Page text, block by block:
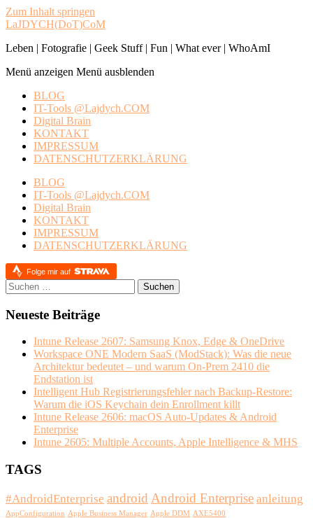
Zum Inhalt springen
LaJDYCH(DoT)CoM
Leben | Fotografie | Geek Stuff | Fun | What ever | WhoAmI
Menü anzeigen Menü ausblenden
BLOG
IT-Tools @Lajdych.COM
Digital Brain
KONTAKT
IMPRESSUM
DATENSCHUTZERKLÄRUNG
BLOG
IT-Tools @Lajdych.COM
Digital Brain
KONTAKT
IMPRESSUM
DATENSCHUTZERKLÄRUNG
Folge mir auf
Suchen
nach:
Neueste Beiträge
Intune Release 2607: Samsung Knox, Edge & OneDrive
Workspace ONE Modern SaaS (ModStack): Was die neue
Architektur bedeutet – und warum On-Prem 2410 die
Endstation ist
Intelligent Hub Registrierungsfehler nach Backup-Restore:
Warum die iOS Keychain dein Enrollment killt
Intune Release 2606: macOS Auto-Updates & Android
Enterprise
Intune 2605: Multiple Accounts, Apple Intelligence & MHS
TAGS
#AndroidEnterprise android Android Enterprise anleitung
AppConfiguration Apple Business Manager Apple DDM AXE5400